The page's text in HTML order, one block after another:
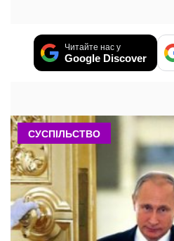
Читайте нас у
Google Discover
СУСПІЛЬСТВО